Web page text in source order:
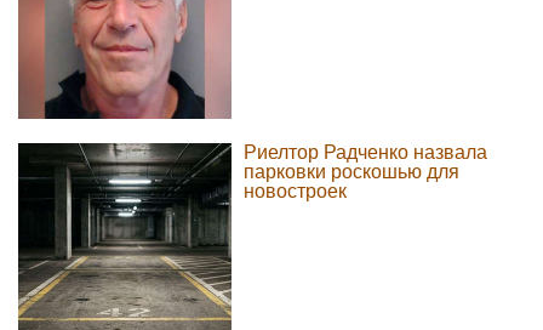
Риелтор Радченко назвала
парковки роскошью для
новостроек